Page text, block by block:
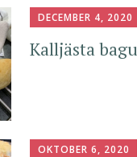
DECEMBER 4, 2020
Kalljästa
OKTOBER 6, 2020